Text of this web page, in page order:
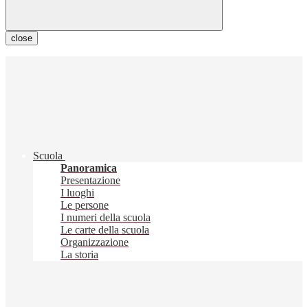
close
Scuola
Panoramica
Presentazione
I luoghi
Le persone
I numeri della scuola
Le carte della scuola
Organizzazione
La storia